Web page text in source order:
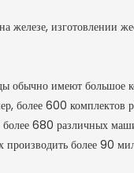
железе, изготовлении
обычно имеют большое
более 600 комплектов
более 680 различных
производить более 90